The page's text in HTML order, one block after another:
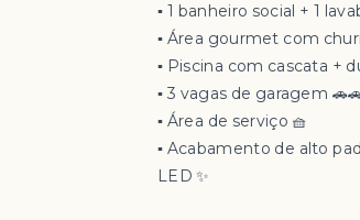
▪️ 1 banheiro social + 1
▪️ Área gourmet com
▪️ Piscina com cascata +
▪️ 3 vagas de garagem
▪️ Área de serviço 🧺
▪️ Acabamento de alto
LED ✨